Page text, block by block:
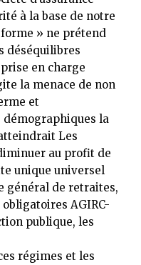
à la base de notre
» ne prétend
déséquilibres
en charge
la menace de non
et
la
Les
au profit de
unique universel
général de retraites,
AGIRC-
publique, les
régimes et les